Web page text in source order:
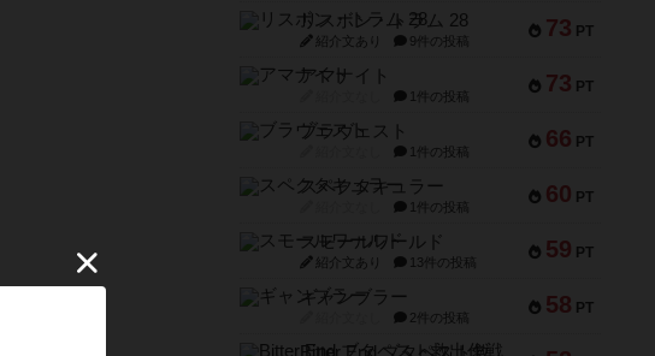
73 PT
リスボン・トラム 28
紹介文あり 9件の投稿
73 PT
アマナイト
1件の投稿
66 PT
ブラヴェスト
1件の投稿
60 PT
スペクタキュラー
1件の投稿
59 PT
スモールワールド
紹介文あり 13件の投稿
58 PT
ギャンブラー
2件の投稿